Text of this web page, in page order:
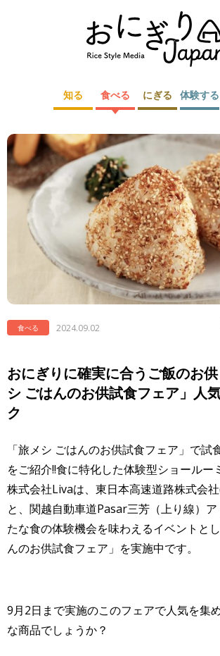
知る 食べる にぎる 体験する
食べる 2024.09.02
おにぎりに確実に合うご飯のお
シ ごはんのお供試食フェア」人
ク
「旅メシ ごはんのお供試食フェア」で試
をご紹介!!食に特化した体験型ショールー
株式会社Livaは、東日本高速道路株式会
と、関越自動車道Pasar三芳（上り線）ア
たな食の体験機会を味わえるイベントと
んのお供試食フェア」を実施中です。
9月2日まで実施のこのフェアで人気を集
な商品でしょうか？